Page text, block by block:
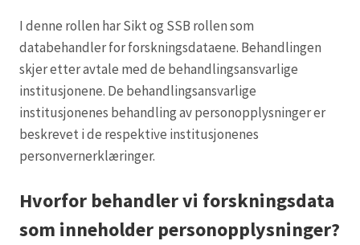
I denne rollen har Sikt og SSB rollen som
databehandler for forskningsdataene. Behandlingen
skjer etter avtale med de behandlingsansvarlige
institusjonene. De behandlingsansvarlige
institusjonenes behandling av personopplysninger er
beskrevet i de respektive institusjonenes
personvernerklæringer.
Hvorfor behandler vi forskningsdata
som inneholder personopplysninger?